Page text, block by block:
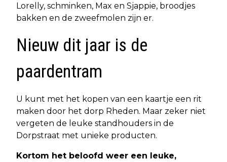
Lorelly, schminken, Max en Sjappie, broodjes
bakken en de zweefmolen zijn er.
Nieuw dit jaar is de
paardentram
U kunt met het kopen van een kaartje een rit
maken door het dorp Rheden. Maar zeker niet
vergeten de leuke standhouders in de
Dorpstraat met unieke producten.
Kortom het beloofd weer een leuke,